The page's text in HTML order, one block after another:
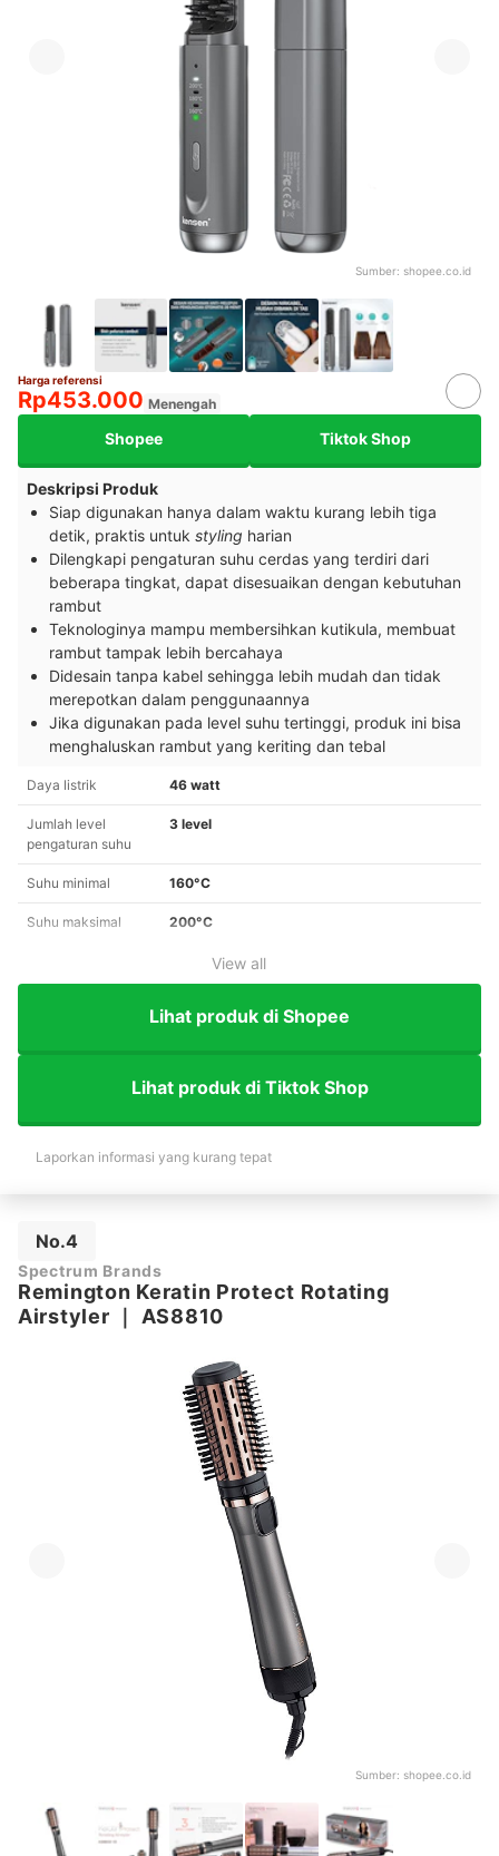
Sumber: shopee.co.id
Harga referensi
Rp453.000 Menengah
Shopee Tiktok Shop
Deskripsi Produk
Siap digunakan hanya dalam waktu kurang lebih tiga
detik, praktis untuk styling harian
Dilengkapi pengaturan suhu cerdas yang terdiri dari
beberapa tingkat, dapat disesuaikan dengan kebutuhan
rambut
Teknologinya mampu membersihkan kutikula, membuat
rambut tampak lebih bercahaya
Didesain tanpa kabel sehingga lebih mudah dan tidak
merepotkan dalam penggunaannya
Jika digunakan pada level suhu tertinggi, produk ini bisa
menghaluskan rambut yang keriting dan tebal
Daya listrik 46 watt
Jumlah level
pengaturan suhu
3 level
Suhu minimal 160°C
Suhu maksimal 200°C
View all
Lihat produk di Shopee
Lihat produk di Tiktok Shop
Laporkan informasi yang kurang tepat
No.4
Spectrum Brands
Remington Keratin Protect Rotating
Airstyler ｜ AS8810
Sumber: shopee.co.id